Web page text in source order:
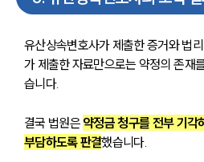
유산상속변호사가 제출한 증거와 법
가 제출한 자료만으로는 약정의 존재
습니다.
결국 법원은 약정금 청구를 전부 기각
부담하도록 판결했습니다.